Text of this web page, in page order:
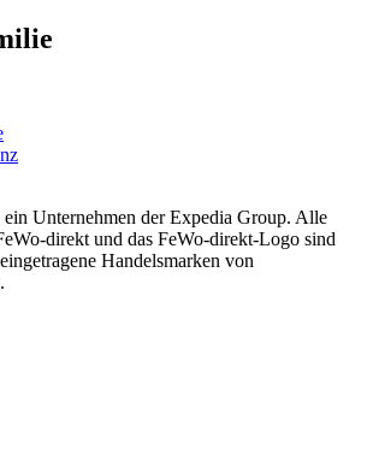
Unternehmen der Expedia Group. Alle
direkt und das FeWo-direkt-Logo sind
Handelsmarken von